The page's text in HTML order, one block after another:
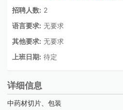
招聘人数: 2
语言要求: 无要求
其他要求: 无要求
上班日期: 待定
详细信息
中药材切片、包装